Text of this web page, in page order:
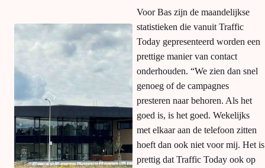
natuurlijk een bedrijf dat vooral naar statistieken kijkt en op basis
daarvan handelingen verricht. Wij bij Bouwhuis hebben een bepaald
onderbuikgevoel bij sommige zoekwoorden. Het is wel prettig dat er
dan iemand zwart/wit naar de cijfers kijkt. Andersom zorgen wij er
met onze input voor dat er campagnes komen op zoekwoorden waar
Traffic Today in eerste instantie nooit aan zou denken.”
Voor Bas zijn de maandelijkse
statistieken die vanuit Traffic
Today gepresenteerd worden een
prettige manier van contact
onderhouden. “We zien dan snel
genoeg of de campagnes
presteren naar behoren. Als het
goed is, is het goed. Wekelijks
met elkaar aan de telefoon zitten
hoeft dan ook niet voor mij. Het is
prettig dat Traffic Today ook op